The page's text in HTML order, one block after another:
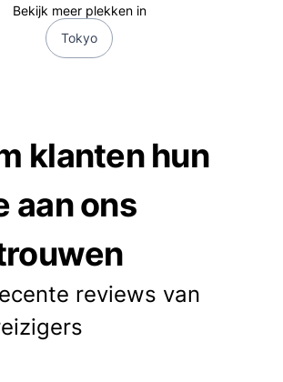
Bekijk meer plekken in
Tokyo
klanten hun
aan ons
reviews van